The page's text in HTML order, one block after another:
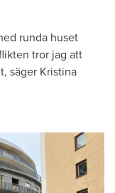
runda huset
tror jag att
säger Kristina